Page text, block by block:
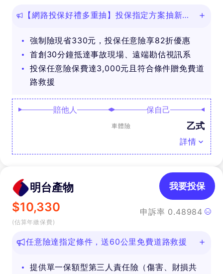
【網路投保好禮多重抽】投保指定方案抽新款
強制險現省330元，投保任意險享82折優惠
首創30分鐘抵達事故現場、遠端勘估視訊系
投保任意險保費達3,000元且符合條件贈免費道
路救援
賠他人 保自己
車體險 乙式
詳情
明台產物
$10,330
(估算年繳保費)
申訴率 0.48984
我要投保
任意險達指定條件，送60公里免費道路救援
提供單一保額型第三人責任險（傷害、財損共